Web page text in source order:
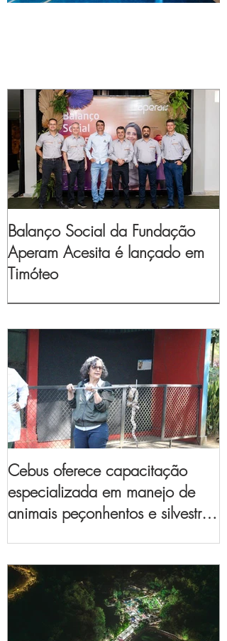
Balanço Social da Fundação
Aperam Acesita é lançado em
Timóteo
Cebus oferece capacitação
especializada em manejo de
animais peçonhentos e silvestres